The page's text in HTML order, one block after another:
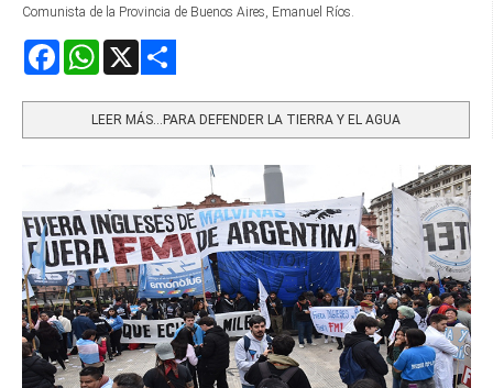
Comunista de la Provincia de Buenos Aires, Emanuel Ríos.
FacebookWhatsApp
LEER MÁS…PARA DEFENDER LA TIERRA Y EL AGUA